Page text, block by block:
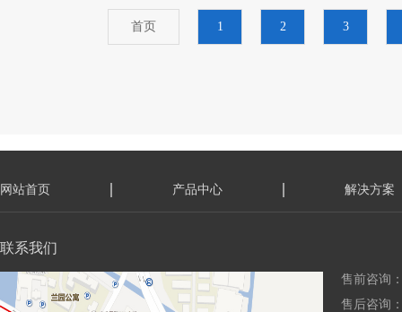
首页 1 2 3
网站首页 产品中心 解决方案
联系我们
售前咨询
售后咨询